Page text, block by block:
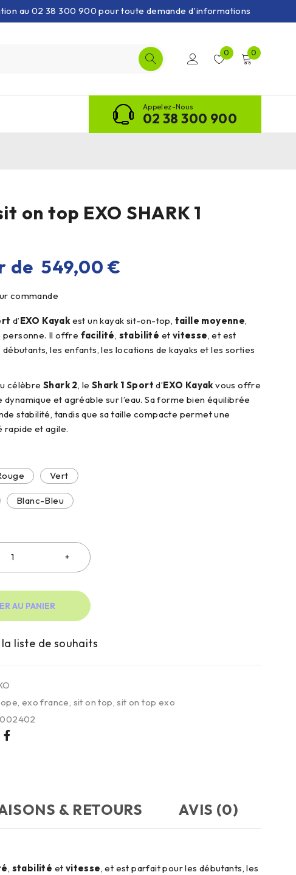
au 02 38 300 900 pour toute demande d'informations
0 0
Appelez-Nous
02 38 300 900
on top EXO SHARK 1
de 549,00 €
commande
d’EXO Kayakest un kayak sit-on-top, taille moyenne,
personne. Il offre facilité, stabilité et vitesse, et est
les enfants, les locations de kayaks et les sorties
célèbre Shark 2, le Shark 1 Sport d’EXO Kayakvous offre
et agréable sur l’eau. Sa forme bien équilibrée
stabilité, tandis que sa taille compacte permet une
et agile.
Vert
Blanc-Bleu
AU PANIER
, exo france, sit on top,sit on top exo
& RETOURS AVIS (0)
, stabilité et vitesse, et est parfait pour les débutants, les